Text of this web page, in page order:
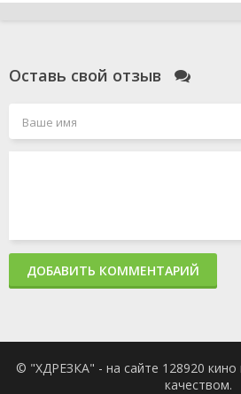
Оставь свой отзыв
ДОБАВИТЬ КОММЕНТАРИЙ
© "ХДРЕЗКА" - на сайте 128920
качеством.